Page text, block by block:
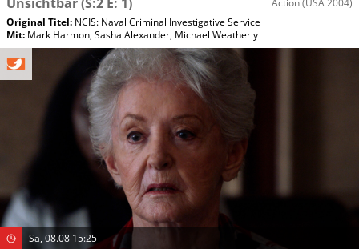
Action(USA 2004)
Original Titel: NCIS: Naval Criminal Investigative Service
Mit: Mark Harmon,Sasha Alexander, Michael Weatherly
Sa, 08.08 15:25